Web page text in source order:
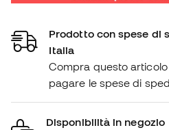
Prodotto con spese di
Italia
Compra questo
pagare le spese di
Disponibilità in negozio